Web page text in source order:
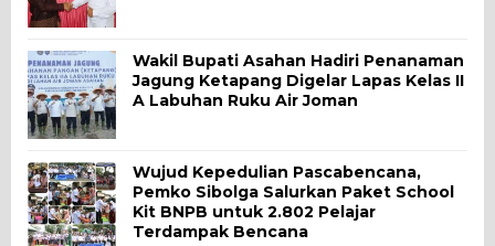
Wakil Bupati Asahan Hadiri Penanaman
Jagung Ketapang Digelar Lapas Kelas II
A Labuhan Ruku Air Joman
Wujud Kepedulian Pascabencana,
Pemko Sibolga Salurkan Paket School
Kit BNPB untuk 2.802 Pelajar
Terdampak Bencana